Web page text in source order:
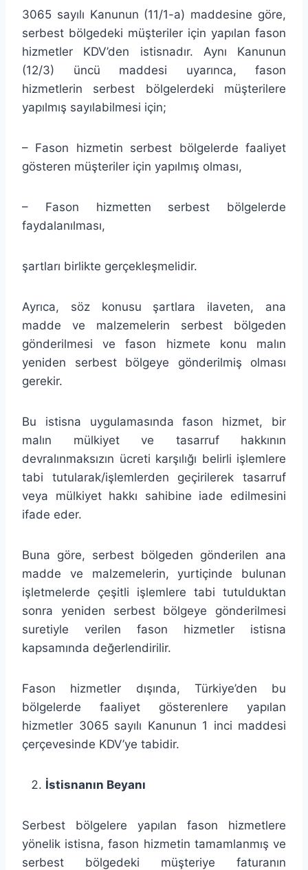
3065 sayılı Kanunun (11/1-a) maddesine göre,
serbest bölgedeki müşteriler için yapılan fason
hizmetler KDV’den istisnadır. Aynı Kanunun
(12/3) üncü maddesi uyarınca, fason
hizmetlerin serbest bölgelerdeki müşterilere
yapılmış sayılabilmesi için;
– Fason hizmetin serbest bölgelerde faaliyet
gösteren müşteriler için yapılmış olması,
– Fason hizmetten serbest bölgelerde
faydalanılması,
şartları birlikte gerçekleşmelidir.
Ayrıca, söz konusu şartlara ilaveten, ana
madde ve malzemelerin serbest bölgeden
gönderilmesi ve fason hizmete konu malın
yeniden serbest bölgeye gönderilmiş olması
gerekir.
Bu istisna uygulamasında fason hizmet, bir
malın mülkiyet ve tasarruf hakkının
devralınmaksızın ücreti karşılığı belirli işlemlere
tabi tutularak/işlemlerden geçirilerek tasarruf
veya mülkiyet hakkı sahibine iade edilmesini
ifade eder.
Buna göre, serbest bölgeden gönderilen ana
madde ve malzemelerin, yurtiçinde bulunan
işletmelerde çeşitli işlemlere tabi tutulduktan
sonra yeniden serbest bölgeye gönderilmesi
suretiyle verilen fason hizmetler istisna
kapsamında değerlendirilir.
Fason hizmetler dışında, Türkiye’den bu
bölgelerde faaliyet gösterenlere yapılan
hizmetler 3065 sayılı Kanunun 1 inci maddesi
çerçevesinde KDV’ye tabidir.
İstisnanın Beyanı
Serbest bölgelere yapılan fason hizmetlere
yönelik istisna, fason hizmetin tamamlanmış ve
serbest bölgedeki müşteriye faturanın